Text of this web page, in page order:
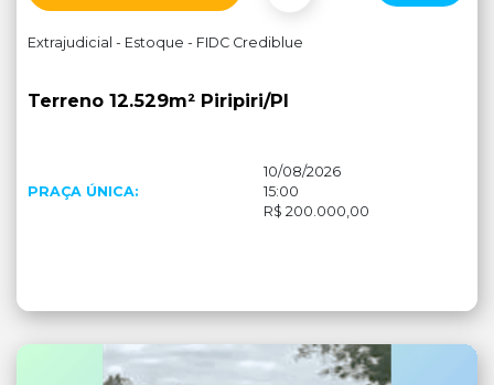
Extrajudicial - Estoque - FIDC Crediblue
Terreno 12.529m² Piripiri/PI
PRAÇA ÚNICA:
10/08/2026
15:00
R$ 200.000,00